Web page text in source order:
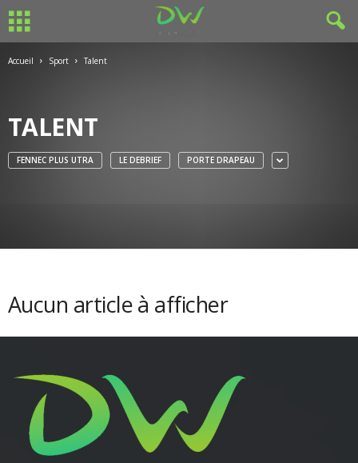
Accueil Sport Talent
TALENT
FENNEC PLUS UTRA LE DEBRIEF PORTE DRAPEAU
Aucun article à afficher